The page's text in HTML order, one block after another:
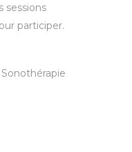
sessions
participer.
Sonothérapie